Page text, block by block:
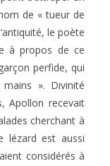
de « tueur de
le poète
à propos de ce
perfide, qui
». Divinité
Apollon recevait
cherchant à
lézard est aussi
considérés à